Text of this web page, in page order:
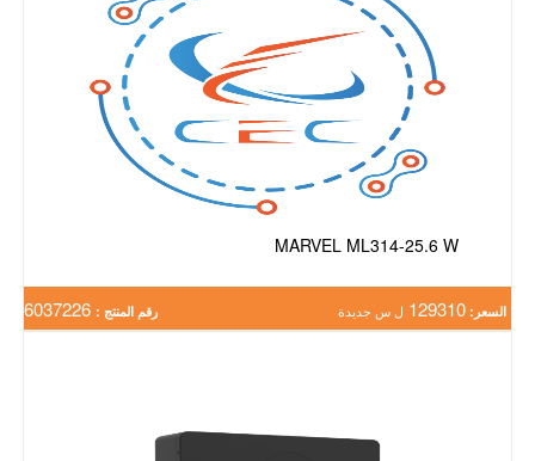
MARVEL ML314-25.6 W
السعر: 129310 ل س جديدة رقم المنتج :